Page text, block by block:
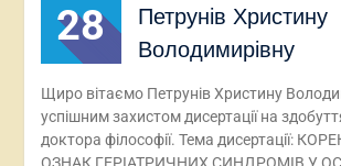
28
Петрунів Христину
Володимирівну
Щиро вітаємо Петрунів Христину
успішним захистом дисертації на
доктора філософії. Тема дисертації: